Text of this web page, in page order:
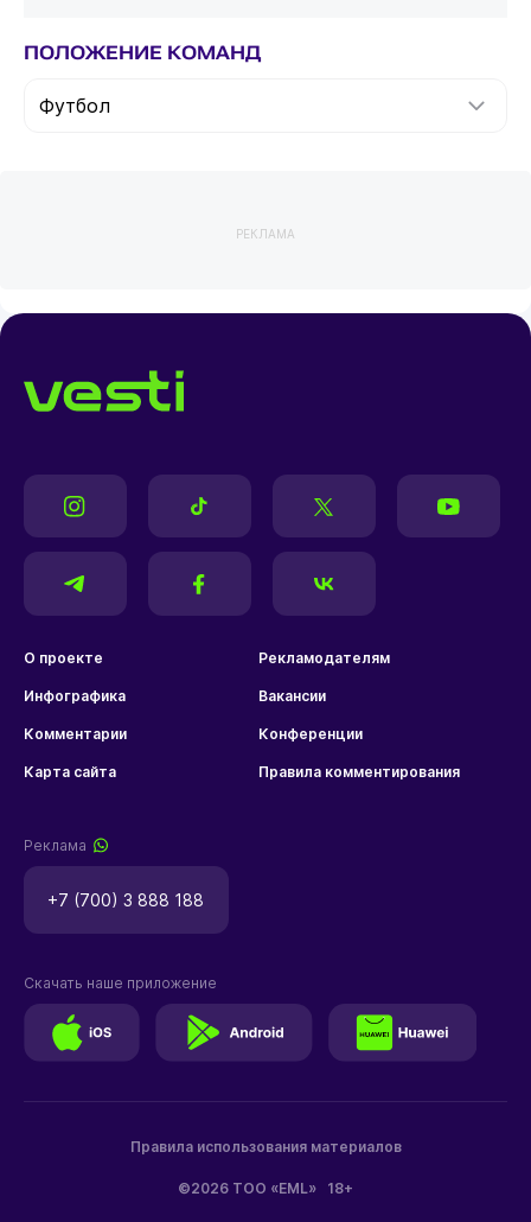
ПОЛОЖЕНИЕ КОМАНД
Футбол
РЕКЛАМА
О проекте Рекламодателям
Инфографика Вакансии
Комментарии Конференции
Карта сайта Правила комментирования
Реклама
+7 (700) 3 888 188
©2026 ТОО «EML» 18+
Правила использования материалов
Скачать наше приложение